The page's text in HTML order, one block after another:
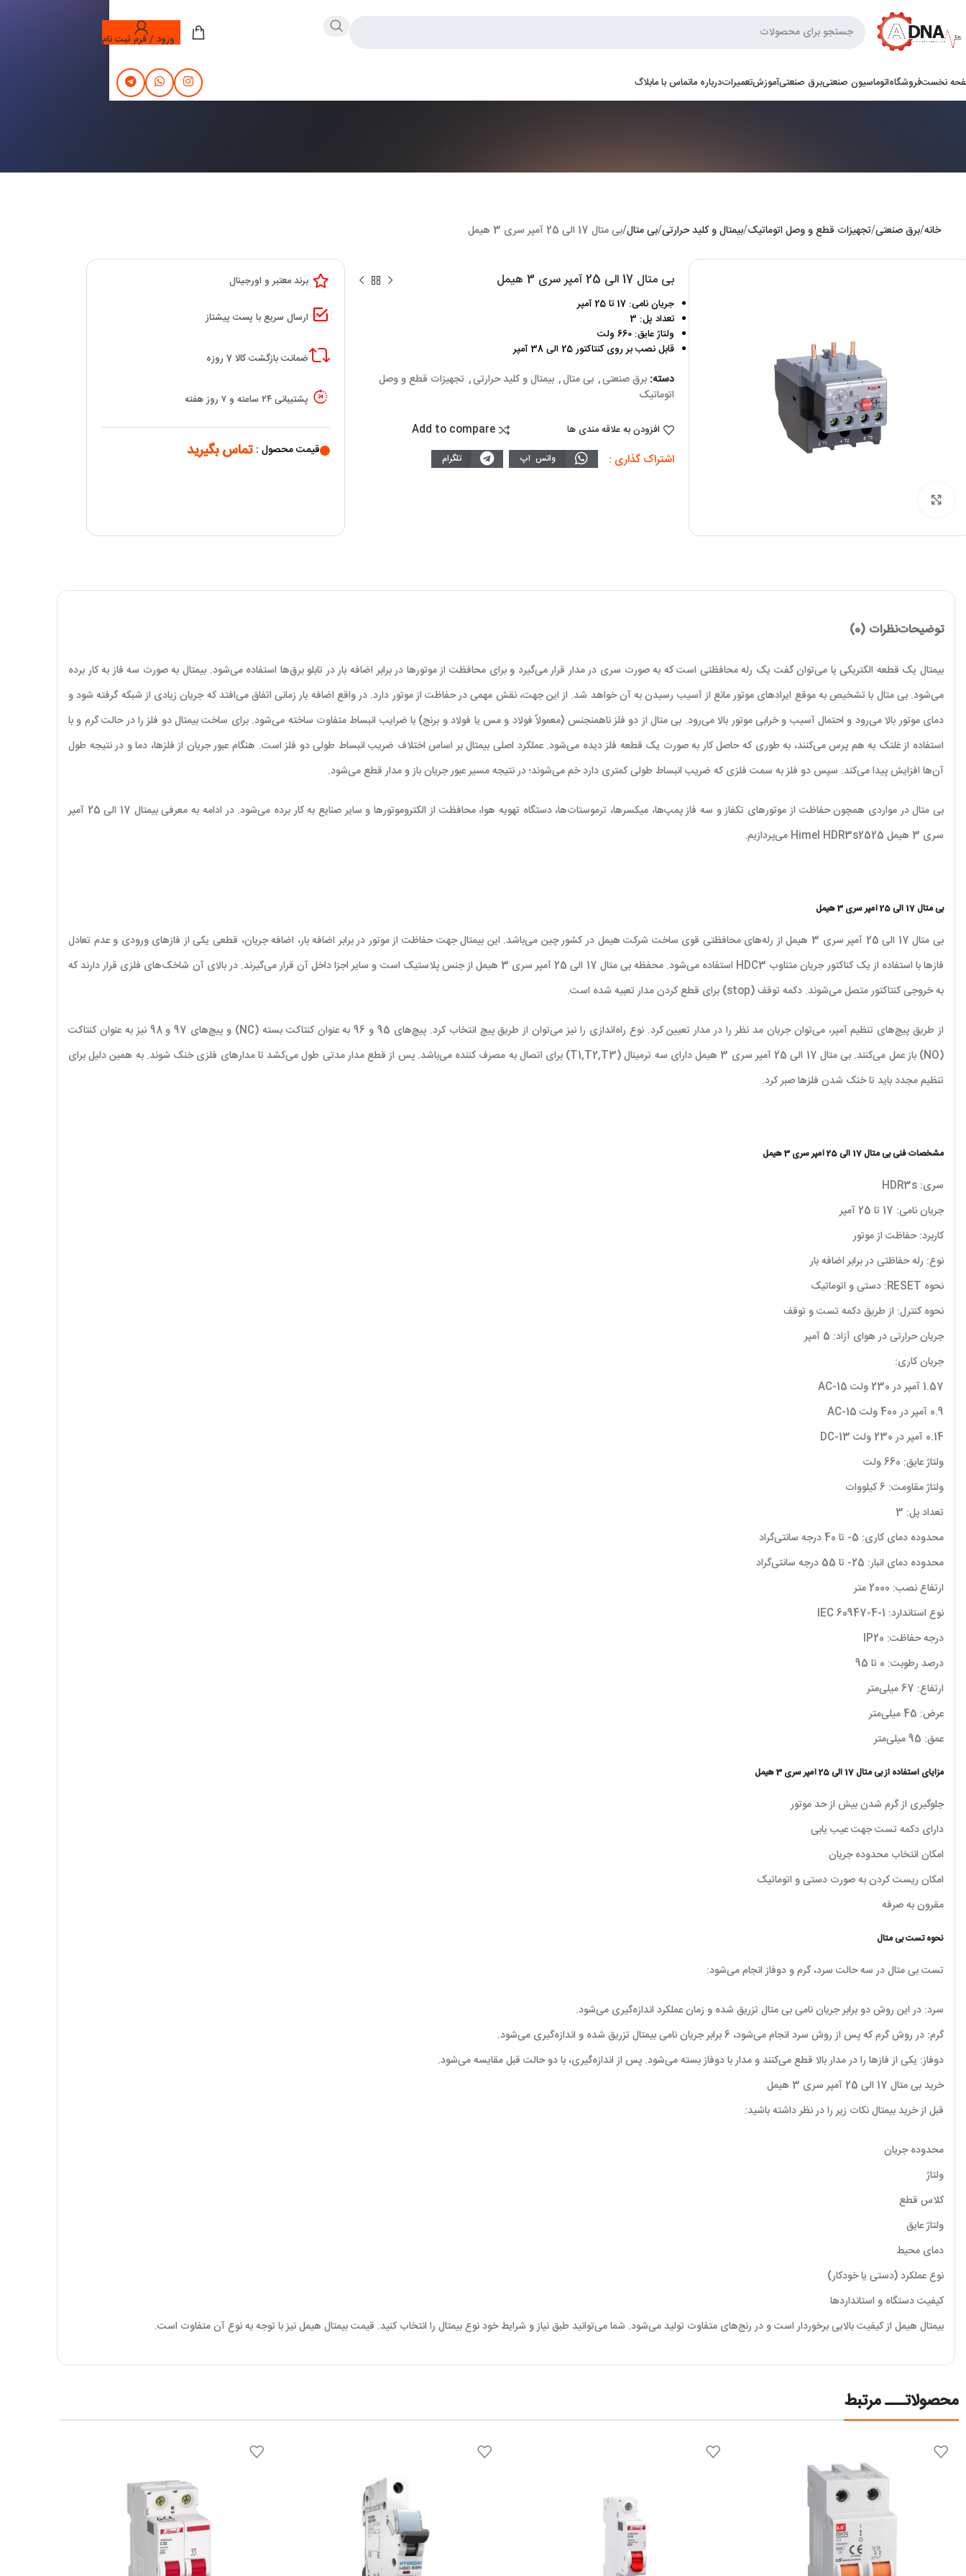
ورود / فرم ثبت نام
نخستفروشگاهاتوماسیون صنعتیبرق صنعتیآموزشتعمیراتدرباره ماتماس با مابلاگ
خانه برق صنعتی تجهیزات قطع و وصل اتوماتیک بیمتال و کلید حرارتی بی متال بی متال 17 الی 25 آمپر سری 3 هیمل
بی متال 17 الی 25 آمپر سری 3 هیمل
جریان نامی: 17 تا 25 آمپر
تعداد پل: 3
ولتاژ عایق: 660 ولت
قابل نصب بر روی کنتاکتور 25 الی 38 آمپر
دسته: برق صنعتی, بی متال, بیمتال و کلید حرارتی, تجهیزات قطع و وصل
اتوماتیک
افزودن به علاقه مندی ها Add to compare
اشتراک گذاری : واتس اپ تلگرام
برند معتبر و اورجینال
ارسال سریع با پست پیشتاز
ضمانت بازگشت کالا 7 روزه
پشتیبانی ۲۴ ساعته و ۷ روز هفته
قیمت محصول : تماس بگیرید
توضیحاتنظرات (0)
بیمتال یک قطعه الکتریکی یا می‌توان گفت یک رله محافظتی است که به صورت سری در مدار قرار می‌گیرد و برای محافظت از موتورها در برابر اضافه بار در تابلو برق‌ها استفاده می‌شود. بیمتال به صورت سه فاز به کار برده
می‌شود. بی متال با تشخیص به موقع ایرادهای موتور مانع از آسیب رسیدن به آن خواهد شد. از این جهت، نقش مهمی در حفاظت از موتور دارد. در واقع اضافه بار زمانی اتفاق می‌افتد که جریان زیادی از شبکه گرفته شود و
دمای موتور بالا می‌رود و احتمال آسیب و خرابی موتور بالا می‌رود. بی متال از دو فلز ناهمنجنس (معمولاً فولاد و مس یا فولاد و برنج) با ضرایب انبساط متفاوت ساخته می‌شود. برای ساخت بیمتال دو فلز را در حالت گرم و با
استفاده از غلتک به هم پرس می‌کنند، به طوری که حاصل کار به صورت یک قطعه فلز دیده می‌شود. عملکرد اصلی بیمتال بر اساس اختلاف ضریب انبساط طولی دو فلز است. هنگام عبور جریان از فلزها، دما و در نتیجه طول
آن‌ها افزایش پیدا می‌کند. سپس دو فلز به سمت فلزی که ضریب انبساط طولی کمتری دارد خم می‌شوند؛ در نتیجه مسیر عبور جریان باز و مدار قطع می‌شود.
بی متال‌ در مواردی همچون حفاظت از موتورهای تکفاز و سه فاز پمپ‌ها، میکسرها، ترموستات‌ها، دستگاه تهویه هوا، محافظت از الکتروموتورها و سایر صنایع به کار برده می‌شود. در ادامه به معرفی بیمتال 17 الی 25 آمپر
سری 3 هیمل Himel HDR3s2525 می‌پردازیم.
بی متال 17 الی 25 آمپر سری 3 هیمل
بی متال 17 الی 25 آمپر سری 3 هیمل از رله‌های محافظتی قوی ساخت شرکت هیمل در کشور چین می‌باشد. این بیمتال جهت حفاظت از موتور در برابر اضافه بار، اضافه جریان، قطعی یکی از فازهای ورودی و عدم تعادل
فازها با استفاده از یک کناکتور جریان متناوب HDC3 استفاده می‌شود. محفظه بی متال 17 الی 25 آمپر سری 3 هیمل از جنس پلاستیک است و سایر اجزا داخل آن قرار می‌گیرند. در بالای آن شاخک‌های فلزی قرار دارند که
به خروجی کنتاکتور متصل می‌شوند. دکمه توقف (stop) برای قطع کردن مدار تعبیه شده است.
از طریق پیچ‌های تنظیم آمپر، می‌توان جریان مد نظر را در مدار تعیین کرد. نوع راه‌اندازی را نیز می‌توان از طریق پیچ انتخاب کرد. پیچ‌های 95 و 96 به عنوان کنتاکت بسته (NC) و پیچ‌های 97 و 98 نیز به عنوان کنتاکت
(NO) باز عمل می‌کنند. بی متال 17 الی 25 آمپر سری 3 هیمل دارای سه ترمینال (T1,T2,T3) برای اتصال به مصرف کننده می‌باشد. پس از قطع مدار مدتی طول می‌کشد تا مدارهای فلزی خنک شوند. به همین دلیل برای
تنظیم مجدد باید تا خنک شدن فلزها صبر کرد.
مشخصات فنی بی متال 17 الی 25 آمپر سری 3 هیمل
سری: HDR3s
جریان نامی: 17 تا 25 آمپر
کاربرد: حفاظت از موتور
نوع: رله حفاظتی در برابر اضافه بار
نحوه RESET: دستی و اتوماتیک
نحوه کنترل: از طریق دکمه تست و توقف
جریان حرارتی در هوای آزاد: 5 آمپر
جریان کاری:
1.57 آمپر در 230 ولت AC-15
0.9 آمپر در 400 ولت AC-15
0.14 آمپر در 230 ولت DC-13
ولتاژ عایق: 660 ولت
ولتاژ مقاومت: 6 کیلووات
تعداد پل: 3
محدوده دمای کاری: 5- تا 40 درجه سانتی‌گراد
محدوده دمای انبار: 25- تا 55 درجه سانتی‌گراد
ارتفاع نصب: 2000 متر
نوع استاندارد: IEC 60947-4-1
درجه حفاظت: IP20
درصد رطوبت: 0 تا 95
ارتفاع: 67 میلی‌متر
عرض: 45 میلی‌متر
عمق: 95 میلی‌متر
مزایای استفاده از بی متال 17 الی 25 آمپر سری 3 هیمل
جلوگیری از گرم شدن بیش از حد موتور
دارای دکمه تست جهت عیب یابی
امکان انتخاب محدوده جریان
امکان ریست کردن به صورت دستی و اتوماتیک
مقرون به صرفه
نحوه تست بی متال
تست بی متال در سه حالت سرد، گرم و دوفاز انجام می‌شود:
سرد: در این روش دو برابر جریان نامی بی متال تزریق شده و زمان عملکرد اندازه‌گیری می‌شود.
گرم: در روش گرم که پس از روش سرد انجام می‌شود، 6 برابر جریان نامی بیمتال تزریق شده و اندازه‌گیری می‌شود.
دوفاز: یکی از فازها را در مدار بالا قطع می‌کنند و مدار با دوفاز بسته می‌شود. پس از اندازه‌گیری، با دو حالت قبل مقایسه می‌شود.
خرید بی متال 17 الی 25 آمپر سری 3 هیمل
قبل از خرید بیمتال نکات زیر را در نظر داشته باشید:
محدوده جریان
ولتاژ
کلاس قطع
ولتاژ عایق
دمای محیط
نوع عملکرد (دستی یا خودکار)
کیفیت دستگاه و استانداردها
بیمتال هیمل از کیفیت بالایی برخوردار است و در رنج‌های متفاوت تولید می‌شود. شما می‌توانید طبق نیاز و شرایط خود نوع بیمتال را انتخاب کنید. قیمت بیمتال هیمل نیز با توجه به نوع آن متفاوت است.
محصولاتـــ مرتبط